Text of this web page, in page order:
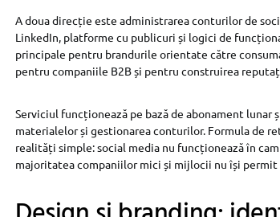
A doua direcție este administrarea conturilor de
LinkedIn, platforme cu publicuri și logici de
principale pentru brandurile orientate către
pentru companiile B2B și pentru construirea
Serviciul funcționează pe bază de abonament
materialelor și gestionarea conturilor. Formula de
realități simple: social media nu funcționează în
majoritatea companiilor mici și mijlocii nu își